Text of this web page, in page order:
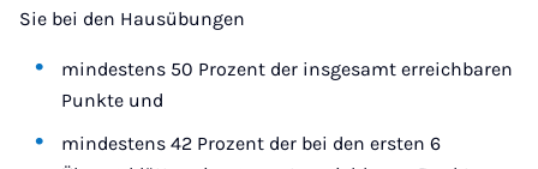
Sie bei den Hausübungen
mindestens 50 Prozent der insgesamt erreichbaren
Punkte und
mindestens 42 Prozent der bei den ersten 6